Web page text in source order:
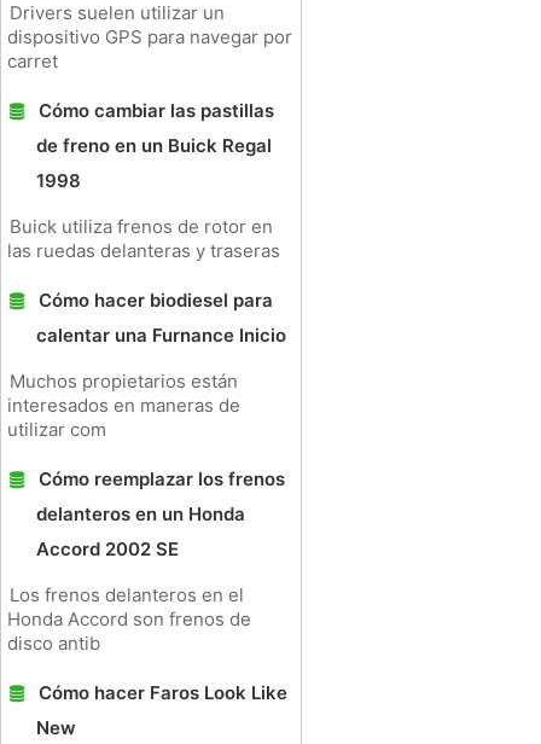
Drivers suelen utilizar un
dispositivo GPS para navegar por
carret
Cómo cambiar las pastillas
de freno en un Buick Regal
1998
Buick utiliza frenos de rotor en
las ruedas delanteras y traseras
Cómo hacer biodiesel para
calentar una Furnance Inicio
Muchos propietarios están
interesados ​​en maneras de
utilizar com
Cómo reemplazar los frenos
delanteros en un Honda
Accord 2002 SE
Los frenos delanteros en el
Honda Accord son frenos de
disco antib
Cómo hacer Faros Look Like
New